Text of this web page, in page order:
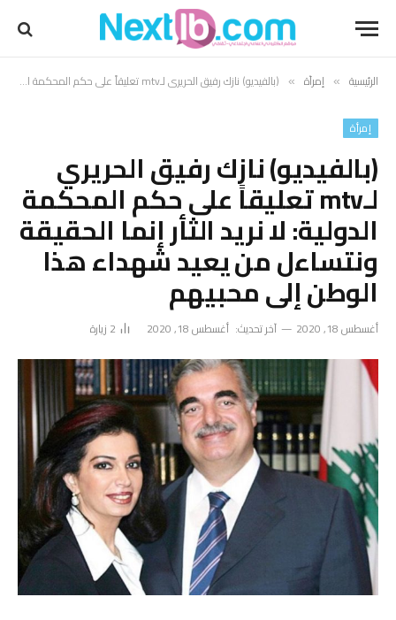
الرئيسية » إمرأة » (بالفيديو) نازك رفيق الحريري لـmtv تعليقاً على حكم المحكمة الدولية: لا نريد الثأر إنما الحقيقة ونتساءل من يعيد شهداء هذا الوطن إلى محبيهم
إمرأة
(بالفيديو) نازك رفيق الحريري
لـmtv تعليقاً على حكم المحكمة
الدولية: لا نريد الثأر إنما الحقيقة
ونتساءل من يعيد شهداء هذا
الوطن إلى محبيهم
أغسطس 18, 2020 آخر تحديث: أغسطس 18, 2020 2 زيارة